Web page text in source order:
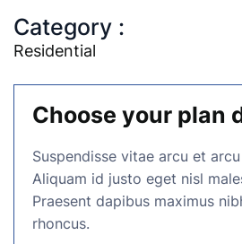
Category :
Residential
Choose your plan
Suspendisse vitae arcu et
Aliquam id justo eget nisl
Praesent dapibus maximus
rhoncus.